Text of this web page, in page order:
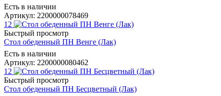
Есть в наличии
Артикул: 2200000078469
12
Быстрый просмотр
Стол обеденный ПН Венге (Лак)
Есть в наличии
Артикул: 2200000080462
12
Быстрый просмотр
Стол обеденный ПН Бесцветный (Лак)